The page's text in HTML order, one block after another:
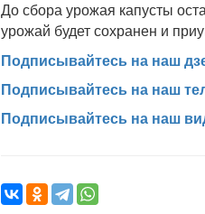
До сбора урожая капусты
урожай будет сохранен и
Подписывайтесь на наш
Подписывайтесь на наш
Подписывайтесь на наш